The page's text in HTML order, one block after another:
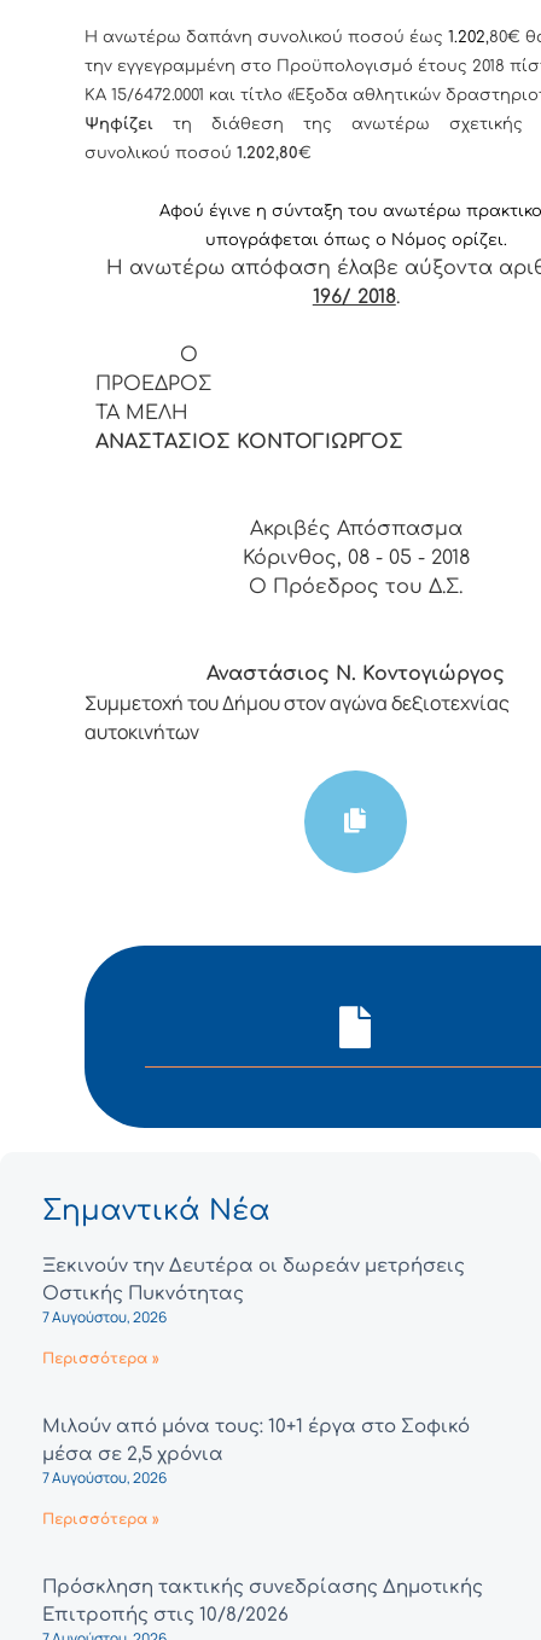
Η ανωτέρω δαπάνη συνολικού ποσού έως 1.202,80€
την εγγεγραμμένη στο Προϋπολογισμό έτους 2018
ΚΑ 15/6472.0001 και τίτλο «Έξοδα αθλητικών
Ψηφίζει τη διάθεση της ανωτέρω σχετικής
συνολικού ποσού 1.202,80€
Αφού έγινε η σύνταξη του ανωτέρω
υπογράφεται όπως ο Νόμος ορίζει.
Η ανωτέρω απόφαση έλαβε αύξοντα
196/ 2018.
Ο
ΤΑ ΜΕΛΗ
ΑΝΑΣΤΑΣΙΟΣ ΚΟΝΤΟΓΙΩΡΓΟΣ
Ακριβές Απόσπασμα
Κόρινθος, 08 - 05 - 2018
Ο Πρόεδρος του Δ.Σ.
Αναστάσιος Ν. Κοντογιώργος
Συμμετοχή του Δήμου στον αγώνα δεξιοτεχνίας
αυτοκινήτων
Σημαντικά Νέα
Ξεκινούν την Δευτέρα οι δωρεάν μετρήσεις
Οστικής Πυκνότητας
7 Αυγούστου, 2026
Περισσότερα »
Μιλούν από μόνα τους: 10+1 έργα στο Σοφικό
μέσα σε 2,5 χρόνια
7 Αυγούστου, 2026
Περισσότερα »
Πρόσκληση τακτικής συνεδρίασης Δημοτικής
Επιτροπής στις 10/8/2026